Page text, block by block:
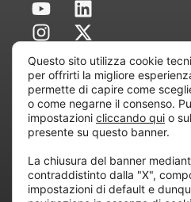
all’attività di direzione e
Informatica”
Questo sito utilizza cookie
per offrirti la migliore
permette di capire come
o come negarne il consenso.
impostazioni cliccando qui o
presente su questo banner.
La chiusura del banner
contraddistinto dalla "X",
impostazioni di default e